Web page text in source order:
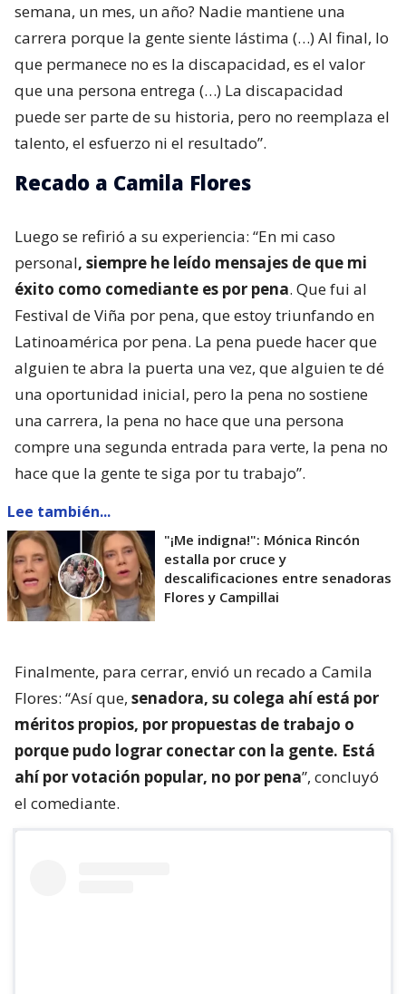
semana, un mes, un año? Nadie mantiene una
carrera porque la gente siente lástima (…) Al final, lo
que permanece no es la discapacidad, es el valor
que una persona entrega (…) La discapacidad
puede ser parte de su historia, pero no reemplaza el
talento, el esfuerzo ni el resultado”.
Recado a Camila Flores
Luego se refirió a su experiencia: “En mi caso
personal, siempre he leído mensajes de que mi
éxito como comediante es por pena. Que fui al
Festival de Viña por pena, que estoy triunfando en
Latinoamérica por pena. La pena puede hacer que
alguien te abra la puerta una vez, que alguien te dé
una oportunidad inicial, pero la pena no sostiene
una carrera, la pena no hace que una persona
compre una segunda entrada para verte, la pena no
hace que la gente te siga por tu trabajo”.
Lee también...
"¡Me indigna!": Mónica Rincón
estalla por cruce y
descalificaciones entre senadoras
Flores y Campillai
Finalmente, para cerrar, envió un recado a Camila
Flores: “Así que, senadora, su colega ahí está por
méritos propios, por propuestas de trabajo o
porque pudo lograr conectar con la gente. Está
ahí por votación popular, no por pena”, concluyó
el comediante.